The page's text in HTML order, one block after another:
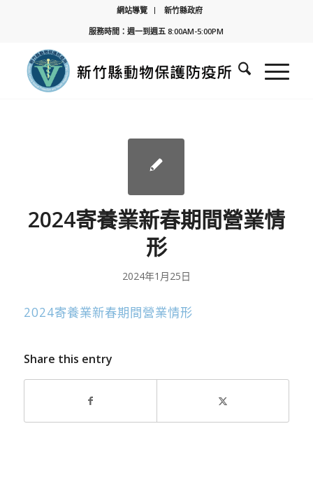
網站導覽
新竹縣政府
服務時間：週一到週五 8:00AM-5:00PM
2024寄養業新春期間營業情
形
2024年1月25日
2024寄養業新春期間營業情形
Share this entry